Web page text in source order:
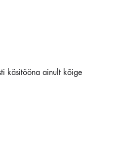
käsitööna ainult kõige